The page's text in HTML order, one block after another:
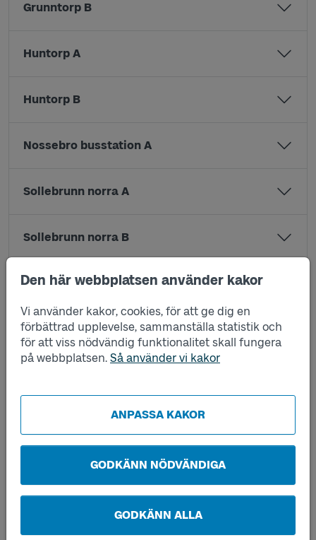
Den här webbplatsen använder kakor
Vi använder kakor, cookies, för att ge dig en
förbättrad upplevelse, sammanställa statistik och
för att viss nödvändig funktionalitet skall fungera
på webbplatsen. Så använder vi kakor
ANPASSA KAKOR
GODKÄNN NÖDVÄNDIGA
GODKÄNN ALLA
Grunntorp B
Huntorp A
Huntorp B
Nossebro busstation A
Sollebrunn norra A
Sollebrunn norra B
Sollebrunns busstation A
Sollebrunns busstation B
Stora Mellby kvarn A
Stora Mellby kvarn B